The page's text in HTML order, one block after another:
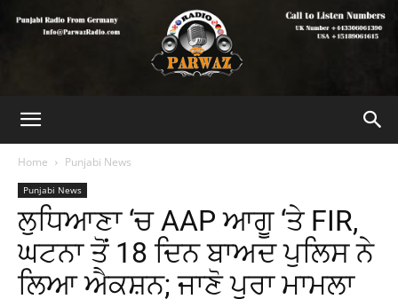
Home Punjabi News
Punjabi News
ਲੁਧਿਆਣਾ ‘ਚ AAP ਆਗੂ ‘ਤੇ FIR,
ਘਟਨਾ ਤੋਂ 18 ਦਿਨ ਬਾਅਦ ਪੁਲਿਸ ਨੇ
ਲਿਆ ਐਕਸ਼ਨ; ਜਾਣੋ ਪੂਰਾ ਮਾਮਲਾ